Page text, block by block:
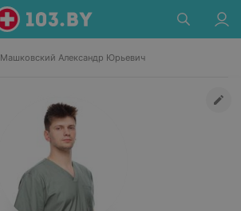
Машковский Александр Юрьевич